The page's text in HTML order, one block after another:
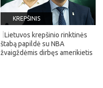
KREPŠINIS
Lietuvos krepšinio rinktinės
štabą papildė su NBA
žvaigždėmis dirbęs amerikietis